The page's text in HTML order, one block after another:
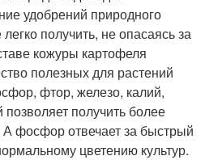
удобрений природного
получить, не опасаясь за
кожуры картофеля
полезных для растений
фтор, железо, калий,
получить более
фосфор отвечает за быстрый
цветению культур.